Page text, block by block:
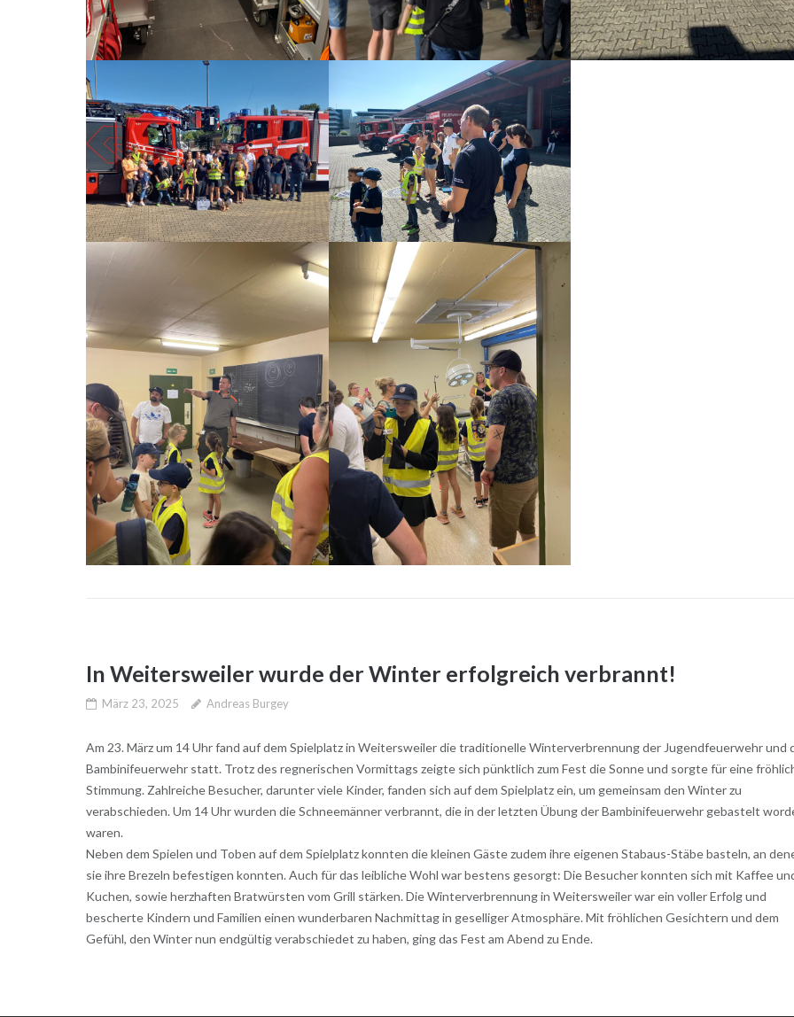
In Weitersweiler wurde der Winter erfolgreich verbrannt!
März 23, 2025 Andreas Burgey
Am 23. März um 14 Uhr fand auf dem Spielplatz in Weitersweiler die traditionelle Winterverbrennung der Jugendfeuerwehr und
Bambinifeuerwehr statt. Trotz des regnerischen Vormittags zeigte sich pünktlich zum Fest die Sonne und sorgte für eine
Stimmung. Zahlreiche Besucher, darunter viele Kinder, fanden sich auf dem Spielplatz ein, um gemeinsam den Winter zu
verabschieden. Um 14 Uhr wurden die Schneemänner verbrannt, die in der letzten Übung der Bambinifeuerwehr gebastelt
waren.
Neben dem Spielen und Toben auf dem Spielplatz konnten die kleinen Gäste zudem ihre eigenen Stabaus-Stäbe basteln, an
sie ihre Brezeln befestigen konnten. Auch für das leibliche Wohl war bestens gesorgt: Die Besucher konnten sich mit Kaffee
Kuchen, sowie herzhaften Bratwürsten vom Grill stärken. Die Winterverbrennung in Weitersweiler war ein voller Erfolg und
bescherte Kindern und Familien einen wunderbaren Nachmittag in geselliger Atmosphäre. Mit fröhlichen Gesichtern und dem
Gefühl, den Winter nun endgültig verabschiedet zu haben, ging das Fest am Abend zu Ende.